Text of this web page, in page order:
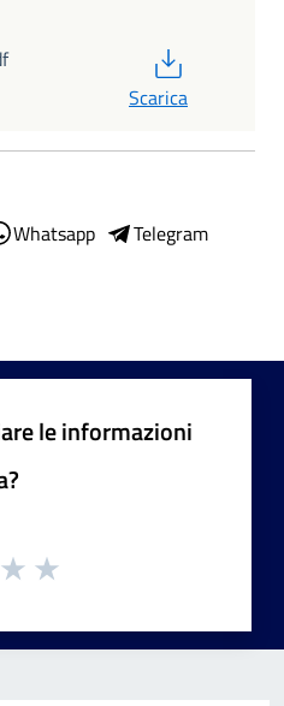
Scarica
Whatsapp
Telegram
le informazioni